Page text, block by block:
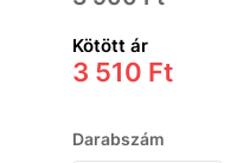
Kötött ár
3 510 Ft
Darabszám